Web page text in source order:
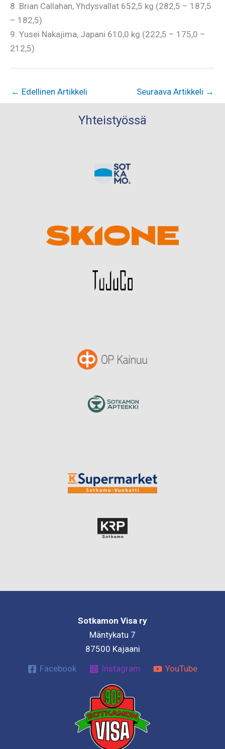
8. Brian Callahan, Yhdysvallat 652,5 kg (282,5 – 187,5
– 182,5)
9. Yusei Nakajima, Japani 610,0 kg (222,5 – 175,0 –
212,5)
← Edellinen Artikkeli Seuraava Artikkeli →
Yhteistyössä
Sotkamon Visa ry
Mäntykatu 7
87500 Kajaani
Facebook
Instagram YouTube